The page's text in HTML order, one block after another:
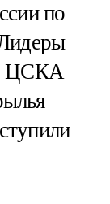
по
ЦСКА